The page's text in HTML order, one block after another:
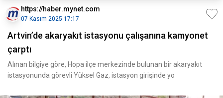
https://haber.mynet.com
07 Kasım 2025 17:17
Artvin’de akaryakıt istasyonu çalışanına kamyonet
çarptı
Alınan bilgiye göre, Hopa ilçe merkezinde bulunan bir akaryakıt
istasyonunda görevli Yüksel Gaz, istasyon girişinde yo